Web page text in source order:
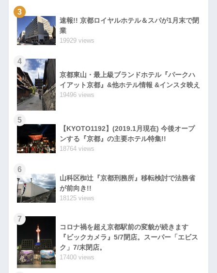
3
速報!! 京都ロイヤルホテル＆スパが1月末で閉
業
19929 views
4
京都東山・最上級ブランドホテル『パークハ
イアット京都』&他ホテル情報 &インスタ映え
19496 views
5
【KYOTO1192】(2019.1月現在) 今後オープ
ンする『京都』の主要ホテル特集!!
18764 views
6
山科区椥辻『京都刑務所』移転検討で法務省
が前向き!!
18125 views
7
コロナ禍を超え京都駅前の変貌が続きます
『ビックカメラ』5/7閉店。スーパー「エビス
ク」7/末閉店。
17400 views